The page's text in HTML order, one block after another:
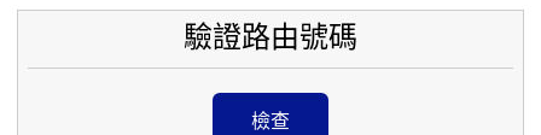
驗證路由號碼
檢查